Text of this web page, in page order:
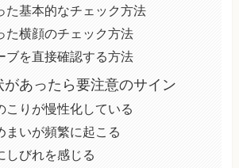
た基本的なチェック方法
た横顔のチェック方法
ブを直接確認する方法
があったら要注意のサイン
こりが慢性化している
まいが頻繁に起こる
しびれを感じる